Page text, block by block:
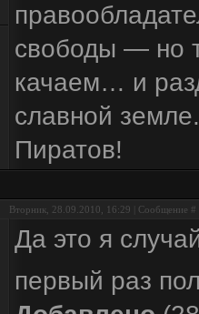
свободы — но
качаем… и
славной
Пиратов!
Вторник, 28.09.2010, 16:29 | Сообщение #
Да это я
первый раз